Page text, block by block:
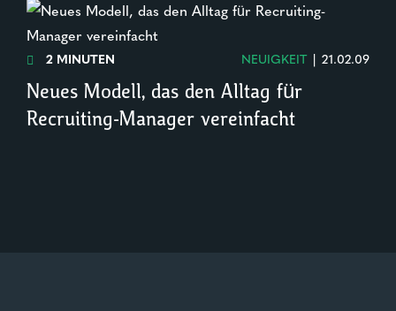
 2 MINUTEN NEUIGKEIT | 21.02.09
Neues Modell, das den Alltag für
Recruiting-Manager vereinfacht